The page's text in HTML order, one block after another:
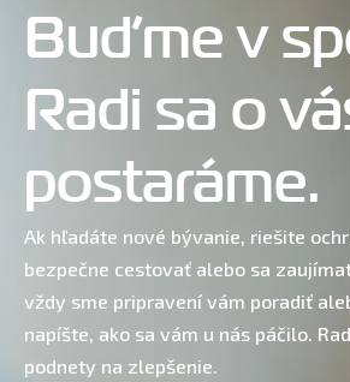
Buďme v
Radi sa o
postaráme.
Ak hľadáte nové bývanie, riešite
bezpečne cestovať alebo sa
vždy sme pripravení vám poradiť
napíšte, ako sa vám u nás páčilo.
podnety na zlepšenie.